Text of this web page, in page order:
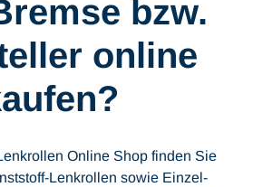
bzw.
online
Online Shop finden Sie
Lenkrollen sowie Einzel-